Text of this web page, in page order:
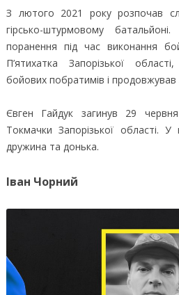
З лютого 2021 року розпочав
гірсько-штурмовому
поранення під час виконання
П’ятихатка Запорізької
бойових побратимів і продовжував
Євген Гайдук загинув 29
Токмачки Запорізької області.
дружина та донька.
Іван Чорний